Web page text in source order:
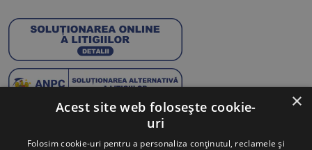
Abonează-te la Newsletter
×
Acest site web folosește cookie-
uri
Folosim cookie-uri pentru a personaliza conținutul, reclamele și